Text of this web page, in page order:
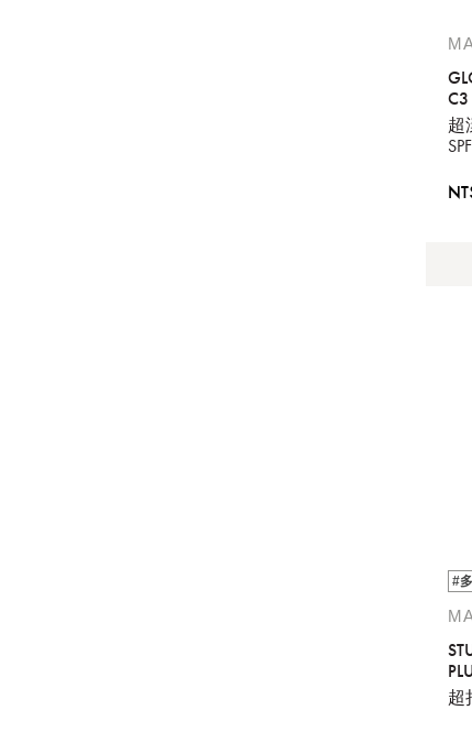
C3
超
#
超